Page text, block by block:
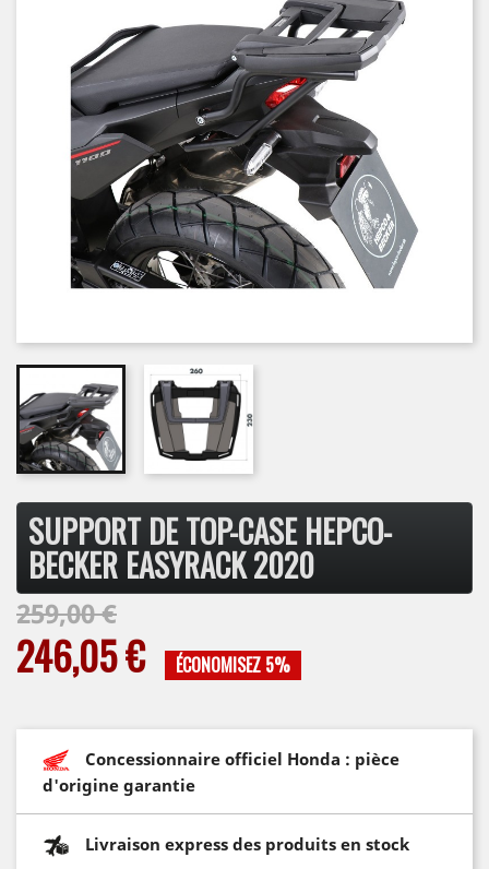
SUPPORT DE TOP-CASE HEPCO-
BECKER EASYRACK 2020
259,00 €
246,05 € ÉCONOMISEZ 5%
Concessionnaire officiel Honda : pièce
d'origine garantie
Livraison express des produits en stock